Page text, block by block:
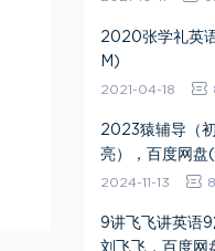
2020张学礼英
M)
2021-04-18
2023猿辅导（
亮），百度网
2024-11-13
9讲飞飞讲英语
刘飞飞，百度网